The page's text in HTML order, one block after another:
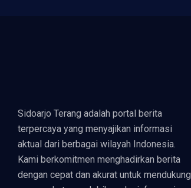
Sidoarjo Terang adalah portal berita
terpercaya yang menyajikan informasi
aktual dari berbagai wilayah Indonesia.
Kami berkomitmen menghadirkan berita
dengan cepat dan akurat untuk mendukung